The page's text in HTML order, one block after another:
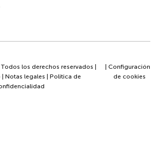
los derechos reservados |
| Notas legales | Politica de
| Configuración
de cookies